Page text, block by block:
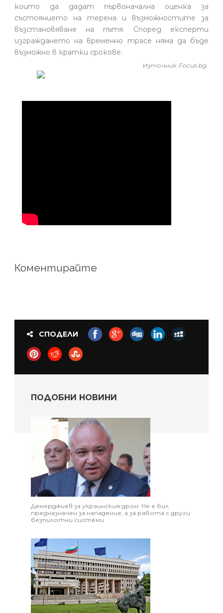
които да дадат първоначална оценка за
състоянието на терена и възможностите за
възстановяване на пътя. Според експерти
изграждането на временно трасе няма да бъде
възможно в кратки срокове.
Източник:Focus.bg
Коментирайте
СПОДЕЛИ
ПОДОБНИ НОВИНИ
Демерджиев за украинския дрон: Не е бил
предназначен за нападение, а за работа с други
безпилотни системи